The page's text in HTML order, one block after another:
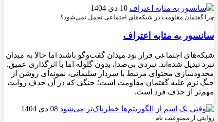
10 دی 1404
چرا گفتمان مقاومت در شبکه‌های اجتماعی تحمل نمی‌شود؟
سانسور به مثابه اعتراف
شبکه‌های اجتماعی قرار بود میدان گفت‌وگو باشند اما حالا به میدان
نبرد تبدیل شده‌اند. نبردی بی‌صدا، بدون گلوله اما با اثرگذاری عمیق.
محدودسازی محتوای مرتبط با سردار سلیمانی، نمونه‌ای روشن از
جنگ نرم علیه گفتمان مقاومت است؛ جنگی که در آن حذف روایت
مهم‌تر از حذف فرد است.
08 دی 1404
روایتی از ممنوعیت نام